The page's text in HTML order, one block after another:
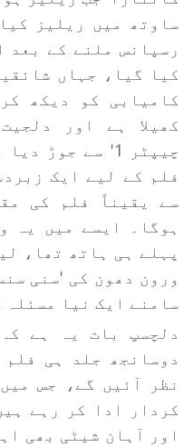
ساوتھ میں ریلیز
رسپانس ملنے کے بعد
کیا گیا، جہاں
کامیابی کو دیکھ
کھیلا ہے اور
چیپٹر 1' سے
فلم کے لیے ایک
سے یقیناً فلم کی
ہوگا۔ ایسے میں یہ
پہلے ہی ہاتھ تھا،
ورون دھون کی 'سنی
سامنے ایک نیا مسئلہ
دلچسپ بات یہ ہے
نظر آئیں گے، جس
کردار ادا کر رہے
اور آہان شیٹی بھی